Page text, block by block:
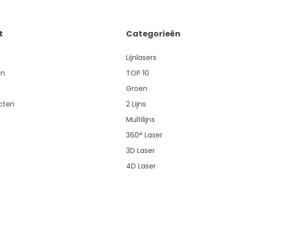
Categorieën
Lijnlasers
TOP 10
Groen
2 Lijns
Multilijns
360° Laser
3D Laser
4D Laser